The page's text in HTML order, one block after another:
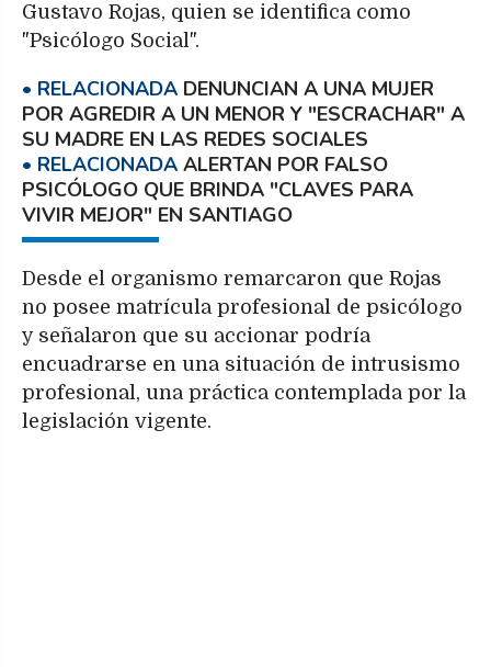
Gustavo Rojas, quien se identifica como
"Psicólogo Social".
DENUNCIAN A UNA MUJER
POR AGREDIR A UN MENOR Y "ESCRACHAR" A
SU MADRE EN LAS REDES SOCIALES
ALERTAN POR FALSO
PSICÓLOGO QUE BRINDA "CLAVES PARA
VIVIR MEJOR" EN SANTIAGO
Desde el organismo remarcaron que Rojas
no posee matrícula profesional de psicólogo
y señalaron que su accionar podría
encuadrarse en una situación de intrusismo
profesional, una práctica contemplada por la
legislación vigente.